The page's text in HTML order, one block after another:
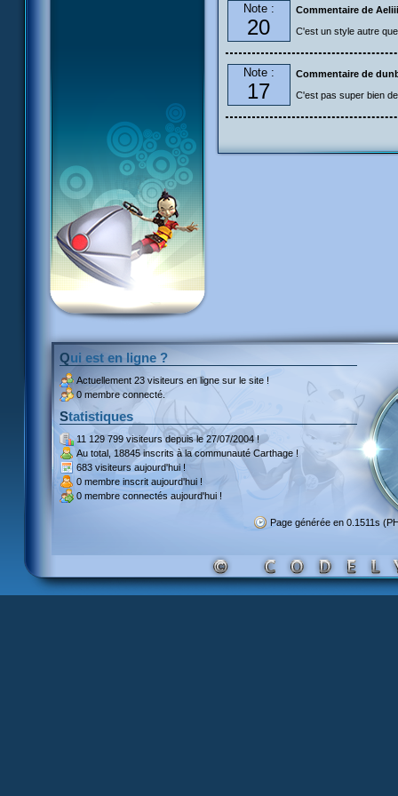
Note :
20
Commentaire de
C'est un style autre
Note :
17
Commentaire de
C'est pas super bien
Qui est en ligne ?
Actuellement 23 visiteurs en ligne sur le site !
0 membre connecté.
Statistiques
11 129 799 visiteursdepuis le 27/07/2004 !
Au total, 18845 inscritsà la communauté Carthage !
683 visiteurs aujourd'hui !
0 membre inscrit aujourd'hui !
0 membre connectés aujourd'hui !
Page générée en 0.1511s